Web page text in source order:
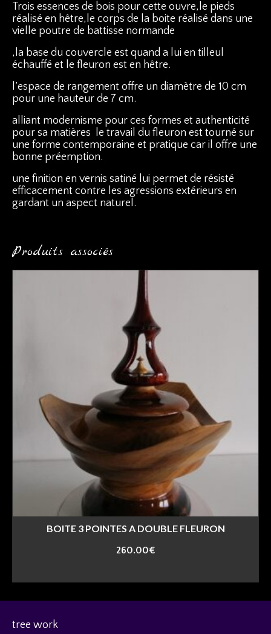
Trois essences de bois pour cette ouvre,le pieds
réalisé en hêtre,le corps de la boite réalisé dans une
vielle poutre de battisse normande
,la base du couvercle est quand a lui en tilleul
échauffé et le fleuron est en hêtre.
l’espace de rangement offre un diamètre de 10 cm
pour une hauteur de 7 cm.
alliant modernisme pour ces formes et authenticité
pour sa matières le travail du fleuron est tourné sur
une forme contemporaine et pratique car il offre une
bonne préemption.
une finition en vernis satiné lui permet de résisté
efficacement contre les agressions extérieurs en
gardant un aspect naturel.
Produits associés
BOITE 3 POINTES A DOUBLE FLEURON
260.00€
tree work